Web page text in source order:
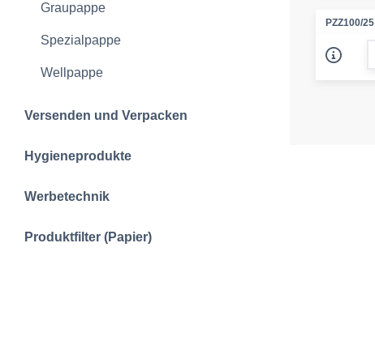
Graupappe
Spezialpappe
Wellpappe
Versenden und Verpacken
Hygieneprodukte
Werbetechnik
Produktfilter (Papier)
PZZ100/25